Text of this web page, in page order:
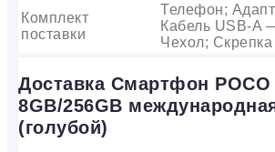
Комплект
поставки
Телефон;
Кабель USB-A
Чехол; Скрепка
Доставка Смартфон POCO
8GB/256GB
(голубой)